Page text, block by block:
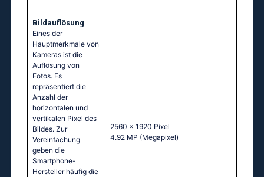
Bildauflösung
Eines der
Hauptmerkmale von
Kameras ist die
Auflösung von
Fotos. Es
repräsentiert die
Anzahl der
horizontalen und
vertikalen Pixel des
Bildes. Zur
Vereinfachung
geben die
Smartphone-
Hersteller häufig die
2560 x 1920 Pixel
4.92 MP (Megapixel)